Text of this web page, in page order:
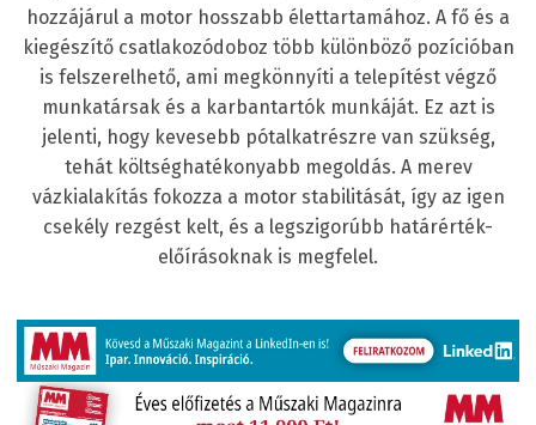
hozzájárul a motor hosszabb élettartamához. A fő és a
kiegészítő csatlakozódoboz több különböző pozícióban
is felszerelhető, ami megkönnyíti a telepítést végző
munkatársak és a karbantartók munkáját. Ez azt is
jelenti, hogy kevesebb pótalkatrészre van szükség,
tehát költséghatékonyabb megoldás. A merev
vázkialakítás fokozza a motor stabilitását, így az igen
csekély rezgést kelt, és a legszigorúbb határérték-
előírásoknak is megfelel.